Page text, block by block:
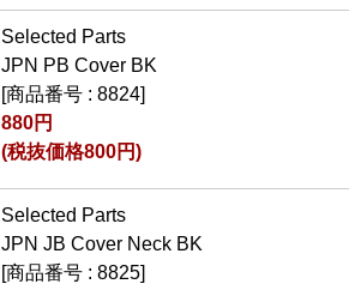
Selected Parts
JPN PB Cover BK
[商品番号 : 8824]
880円
(税抜価格800円)
Selected Parts
JPN JB Cover Neck BK
[商品番号 : 8825]